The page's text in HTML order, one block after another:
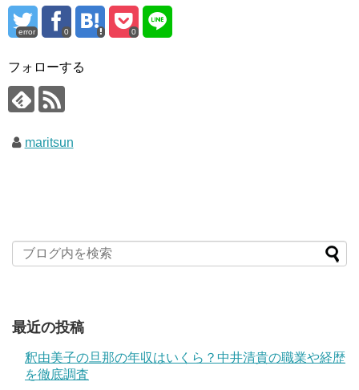
error 0 0
フォローする
maritsun
最近の投稿
釈由美子の旦那の年収はいくら？中井清貴の職業や経歴
を徹底調査